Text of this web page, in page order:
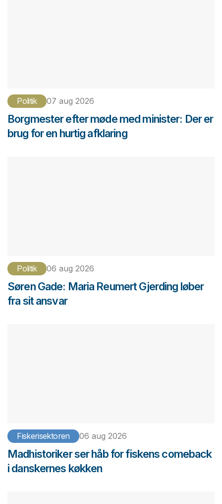
Politik 07 aug 2026
Borgmester efter møde med minister: Der er
brug for en hurtig afklaring
Politik 06 aug 2026
Søren Gade: Maria Reumert Gjerding løber
fra sit ansvar
Fiskerisektoren 06 aug 2026
Madhistoriker ser håb for fiskens comeback
i danskernes køkken